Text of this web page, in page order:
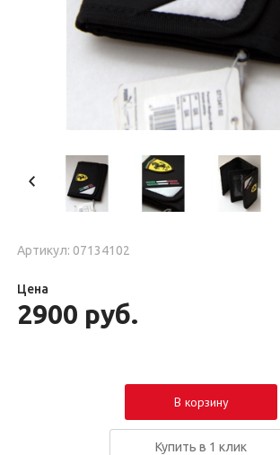
Артикул: 07134102
Цена
2900 руб.
В корзину
Купить в 1 клик